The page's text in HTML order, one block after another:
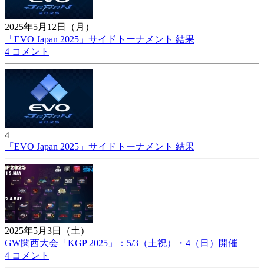
2025年5月12日（月）
「EVO Japan 2025」サイドトーナメント 結果
4 コメント
4
「EVO Japan 2025」サイドトーナメント 結果
2025年5月3日（土）
GW関西大会「KGP 2025」：5/3（土祝）・4（日）開催
4 コメント